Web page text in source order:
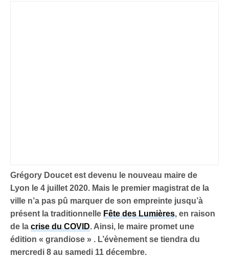
Grégory Doucet est devenu le nouveau maire de
Lyon le 4 juillet 2020. Mais le premier magistrat de la
ville n’a pas pû marquer de son empreinte jusqu’à
présent la traditionnelleFête des Lumières, en raison
de lacrise du COVID. Ainsi, le maire promet une
édition « grandiose » . L’évènement se tiendra du
mercredi 8 au samedi 11 décembre.